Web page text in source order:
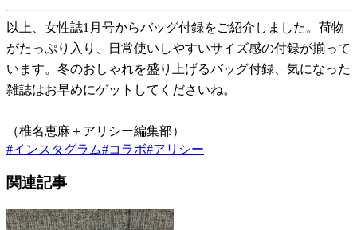
以上、女性誌1月号からバッグ付録をご紹介しました。荷物
がたっぷり入り、日常使いしやすいサイズ感の付録が揃って
います。冬のおしゃれを盛り上げるバッグ付録、気になった
雑誌はお早めにゲットしてくださいね。
（椎名恵麻＋アリシー編集部）
#インスタグラム#コラボ#アリシー
関連記事